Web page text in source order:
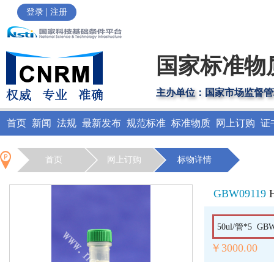
登录 | 注册
国家标准
主办单位：国家市场监督
首页 新闻 法规 最新发布 规范标准 标准物质 网上订购 证
首页 网上订购 标物详情
GBW09119
50ul/管*5
￥3000.00